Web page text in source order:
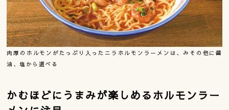
肉厚のホルモンがたっぷり入ったニラホルモンラーメンは、みその他に醤
油、塩から選べる
かむほどにうまみが楽しめるホルモンラー